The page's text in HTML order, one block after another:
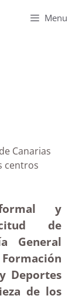
Menu
Canarias
centros
y
de
General
Deportes
de los